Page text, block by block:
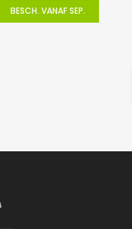
BESCH. VANAF SEP.